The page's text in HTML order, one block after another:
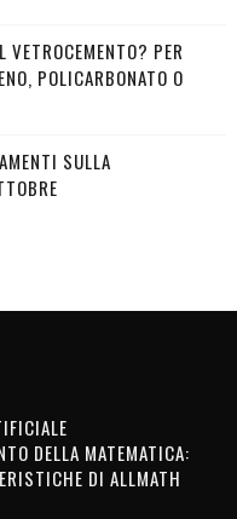
VETROCEMENTO? PER
POLICARBONATO O
SULLA
DELLA MATEMATICA:
DI ALLMATH